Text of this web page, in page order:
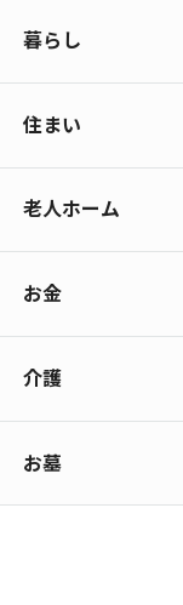
暮らし
住まい
老人ホーム
お金
介護
お墓